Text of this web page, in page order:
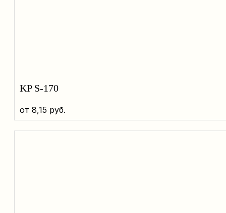
KP S-170
от 8,15 руб.